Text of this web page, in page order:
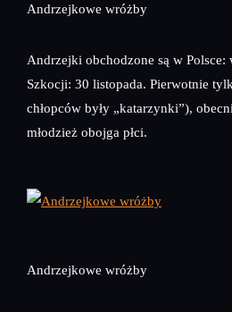
Andrzejkowe wróżby
Andrzejki obchodzone są w
Szkocji: 30 listopada. Pierwotnie
chłopców były „katarzynki”),
młodzież obojga płci.
Andrzejkowe wróżby